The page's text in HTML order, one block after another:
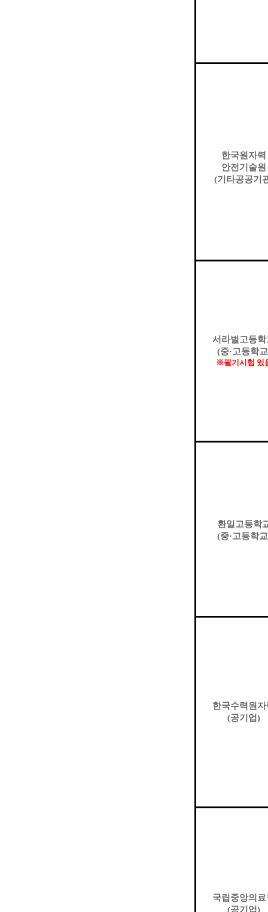
한국원자력
안전기술원
(기타공공기
서라벌고등학
(중·고등학교
※필기시험 있
환일고등학
(중·고등학교
한국수력원자
(공기업)
국립중앙의료
(공기업)